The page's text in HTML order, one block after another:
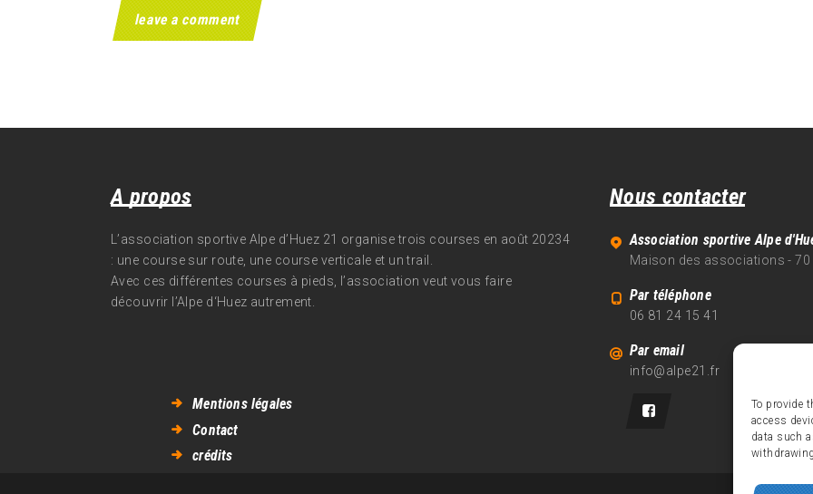
To provide
access
data such
A propos
L’association sportive Alpe d’Huez 21 organise trois courses en août 20234
: une course sur route, une course verticale et un trail.
Avec ces différentes courses à pieds, l’association veut vous faire
découvrir l’Alpe d‘Huez autrement.
Nous contacter
Association sportive Alpe
Maison des associations - 70
Par téléphone
06 81 24 15 41
Par email
info@alpe21.fr
Mentions légales
Contact
crédits